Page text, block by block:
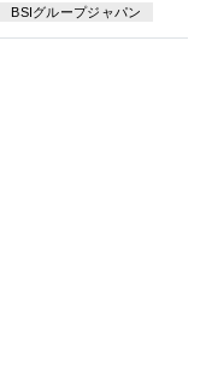
BSIグループジャパン